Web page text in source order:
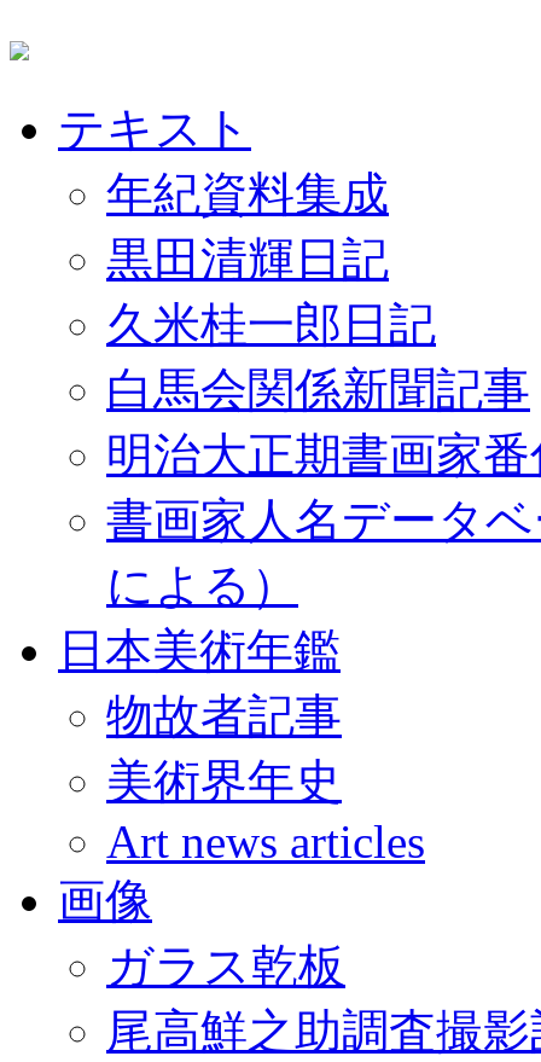
テキスト
年紀資料集成
黒田清輝日記
久米桂一郎日記
白馬会関係新聞記事
明治大正期書画家
書画家人名データ
による）
日本美術年鑑
物故者記事
美術界年史
Art news articles
画像
ガラス乾板
尾高鮮之助調査撮